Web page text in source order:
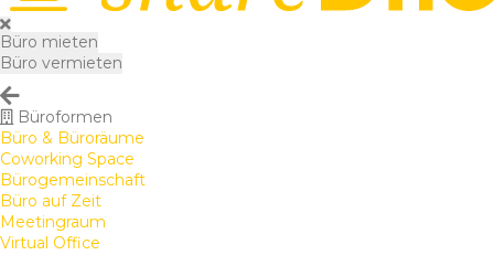
Büro mieten
Büro vermieten
Büroformen
Büro & Büroräume
Coworking Space
Bürogemeinschaft
Büro auf Zeit
Meetingraum
Virtual Office